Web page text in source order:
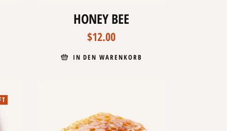
HONEY BEE
$12.00
IN DEN WARENKORB